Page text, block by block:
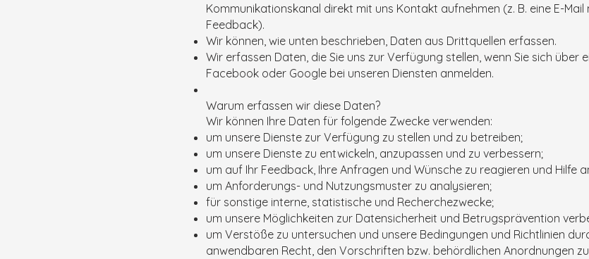
Kommunikationskanal direkt mit uns Kontakt aufnehmen (z. B. eine E-
Feedback).
Wir können, wie unten beschrieben, Daten aus Drittquellen erfassen.
Wir erfassen Daten, die Sie uns zur Verfügung stellen, wenn Sie sich über
Facebook oder Google bei unseren Diensten anmelden.
Warum erfassen wir diese Daten?
Wir können Ihre Daten für folgende Zwecke verwenden:
um unsere Dienste zur Verfügung zu stellen und zu betreiben;
um unsere Dienste zu entwickeln, anzupassen und zu verbessern;
um auf Ihr Feedback, Ihre Anfragen und Wünsche zu reagieren und Hilfe
um Anforderungs- und Nutzungsmuster zu analysieren;
für sonstige interne, statistische und Recherchezwecke;
um unsere Möglichkeiten zur Datensicherheit und Betrugsprävention
um Verstöße zu untersuchen und unsere Bedingungen und Richtlinien
anwendbaren Recht, den Vorschriften bzw. behördlichen Anordnungen